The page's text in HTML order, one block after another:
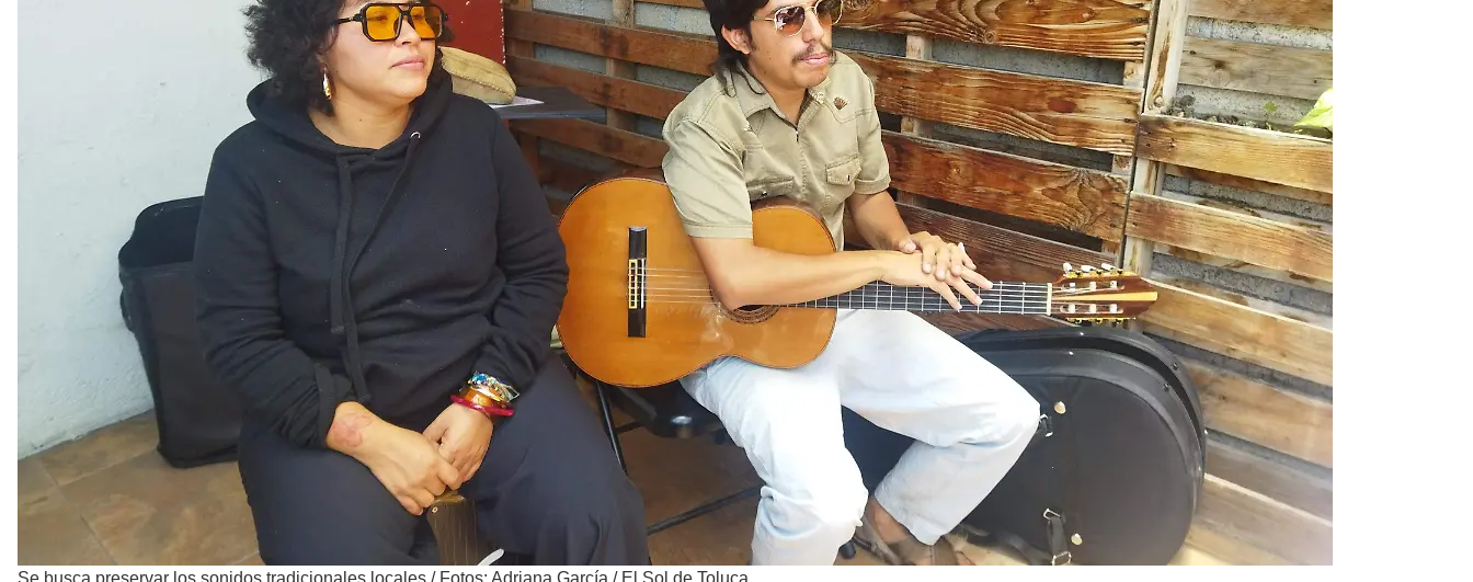
Se busca preservar los sonidos tradicionales locales / Fotos: Adriana García / El Sol de Toluca